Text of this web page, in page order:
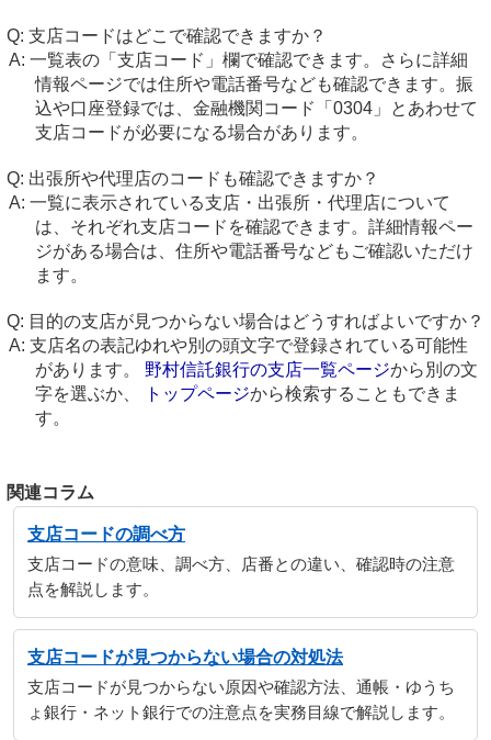
支店コードはどこで確認できますか？
一覧表の「支店コード」欄で確認できます。さらに詳細
情報ページでは住所や電話番号なども確認できます。振
込や口座登録では、金融機関コード「0304」とあわせて
支店コードが必要になる場合があります。
出張所や代理店のコードも確認できますか？
一覧に表示されている支店・出張所・代理店について
は、それぞれ支店コードを確認できます。詳細情報ペー
ジがある場合は、住所や電話番号などもご確認いただけ
ます。
目的の支店が見つからない場合はどうすればよいですか？
支店名の表記ゆれや別の頭文字で登録されている可能性
があります。 野村信託銀行の支店一覧ページから別の文
字を選ぶか、
トップページから検索することもできま
す。
関連コラム
支店コードの調べ方
支店コードの意味、調べ方、店番との違い、確認時の注意
点を解説します。
支店コードが見つからない場合の対処法
支店コードが見つからない原因や確認方法、通帳・ゆうち
ょ銀行・ネット銀行での注意点を実務目線で解説します。